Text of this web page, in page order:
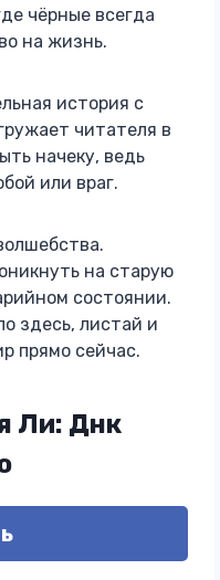
чёрные всегда
на жизнь.
история с
читателя в
начеку, ведь
или враг.
на старую
состоянии.
здесь, листай и
прямо сейчас.
Ли: Днк